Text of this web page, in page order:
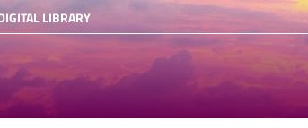
LIBRARY